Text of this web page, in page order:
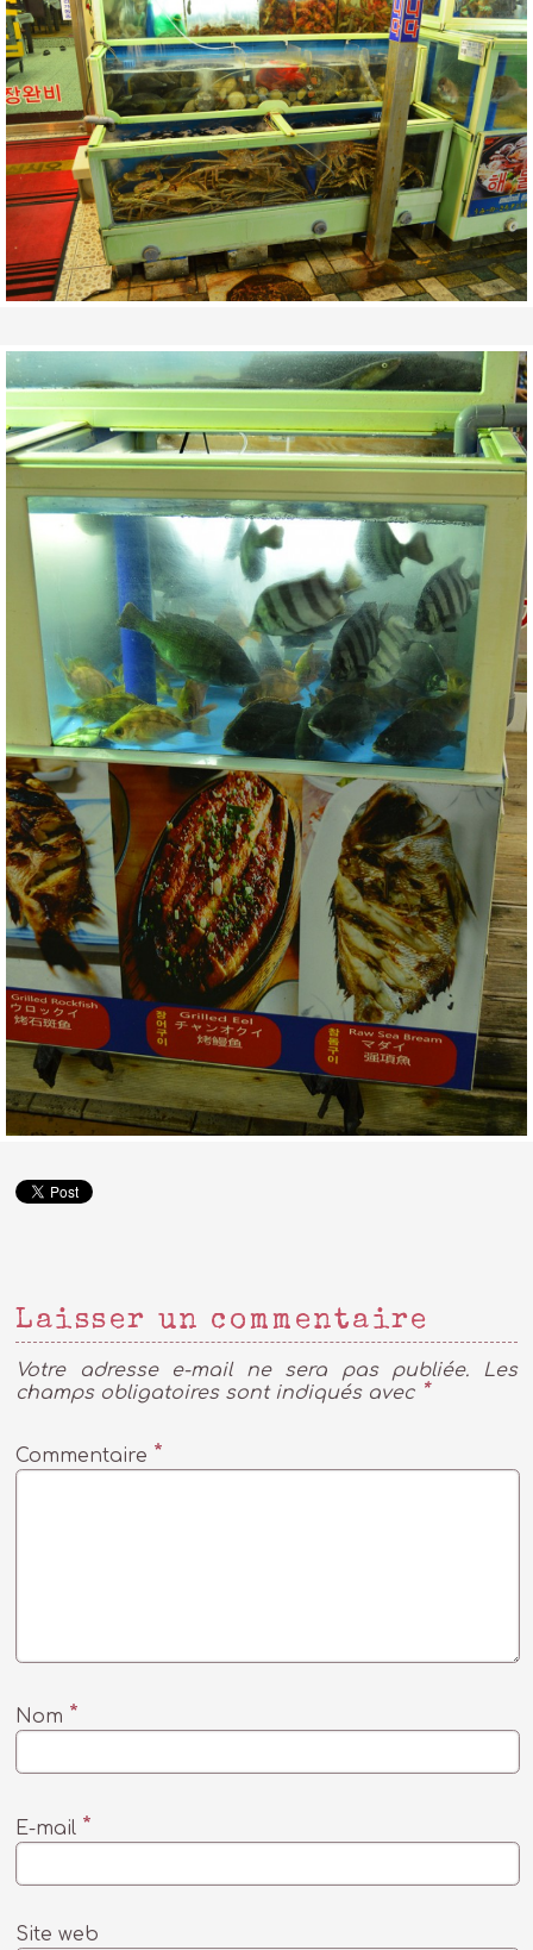
Laisser un commentaire
Votre adresse e-mail ne sera pas publiée.
Les
champs obligatoires sont indiqués avec *
Commentaire *
Nom *
E-mail *
Site web